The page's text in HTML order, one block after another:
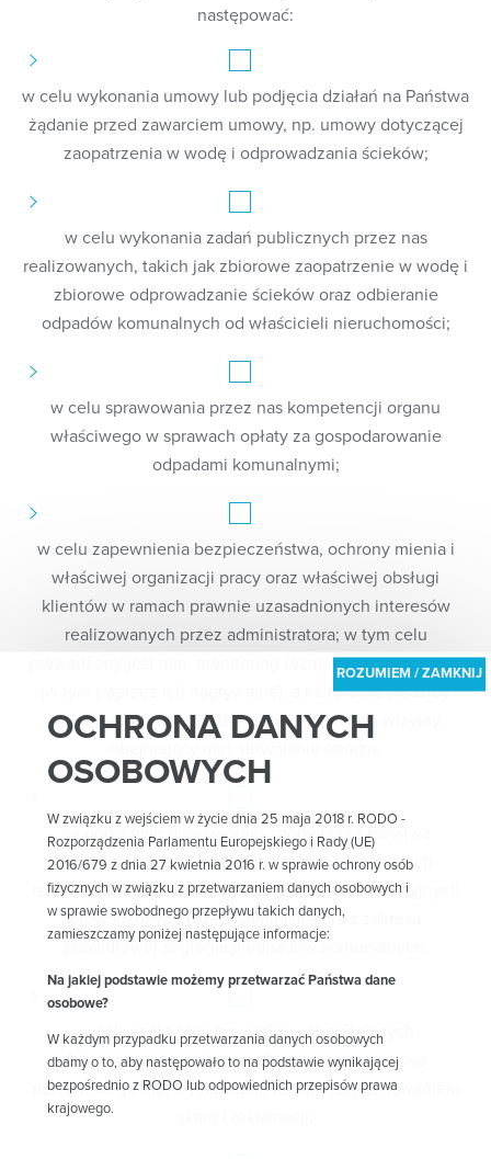
następować:
w celu wykonania umowy lub podjęcia działań na Państwa
żądanie przed zawarciem umowy, np. umowy dotyczącej
zaopatrzenia w wodę i odprowadzania ścieków;
w celu wykonania zadań publicznych przez nas
realizowanych, takich jak zbiorowe zaopatrzenie w wodę i
zbiorowe odprowadzanie ścieków oraz odbieranie
odpadów komunalnych od właścicieli nieruchomości;
w celu sprawowania przez nas kompetencji organu
właściwego w sprawach opłaty za gospodarowanie
odpadami komunalnymi;
w celu zapewnienia bezpieczeństwa, ochrony mienia i
właściwej organizacji pracy oraz właściwej obsługi
klientów w ramach prawnie uzasadnionych interesów
realizowanych przez administratora; w tym celu
prowadzony jest min. monitoring rozmów telefonicznych
(w tym poprzez ich nagrywanie), a na terenie siedziby
Administratora prowadzony jest monitoring wizyjny,
na podstawie dobrowolnej zgody przez Państwa
wyrażonej, pozyskiwanej przez nas, np. w celach
rekrutacji pracowników, realizacji działań edukacyjnych
prowadzonych przez Administratora z zakresu
prawidłowej segregacji odpadów komunalnych;
w celu realizacji obowiązków obciążających
Administratora, związanych z przepisami prawa
podatkowego (np. wystawiania faktur), rozpoznawaniem
OCHRONA DANYCH
OSOBOWYCH
W związku z wejściem w życie dnia 25 maja 2018 r. RODO -
Rozporządzenia Parlamentu Europejskiego i Rady (UE)
2016/679 z dnia 27 kwietnia 2016 r. w sprawie ochrony osób
fizycznych w związku z przetwarzaniem danych osobowych i
w sprawie swobodnego przepływu takich danych,
zamieszczamy poniżej następujące informacje:
Na jakiej podstawie możemy przetwarzać Państwa dane
osobowe?
W każdym przypadku przetwarzania danych osobowych
dbamy o to, aby następowało to na podstawie wynikającej
bezpośrednio z RODO lub odpowiednich przepisów prawa
krajowego.